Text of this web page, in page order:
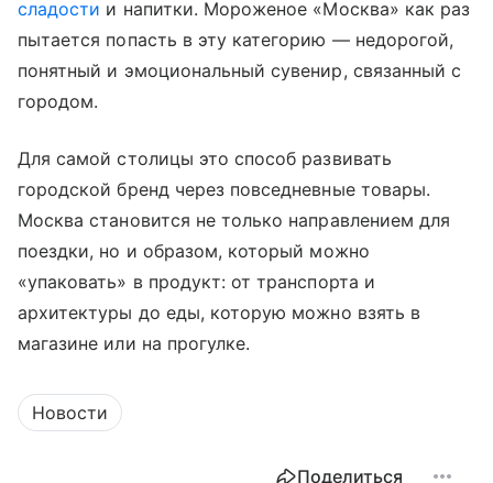
сладости и напитки. Мороженое «Москва» как раз
пытается попасть в эту категорию — недорогой,
понятный и эмоциональный сувенир, связанный с
городом.
Для самой столицы это способ развивать
городской бренд через повседневные товары.
Москва становится не только направлением для
поездки, но и образом, который можно
«упаковать» в продукт: от транспорта и
архитектуры до еды, которую можно взять в
магазине или на прогулке.
Новости
Поделиться